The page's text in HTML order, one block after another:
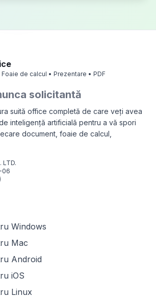
de calcul • Prezentare • PDF
solicitantă
suită office completă de care veți avea
inteligență artificială pentru a vă spori
document, foaie de calcul,
LTD.
06
Windows
Mac
Android
iOS
Linux